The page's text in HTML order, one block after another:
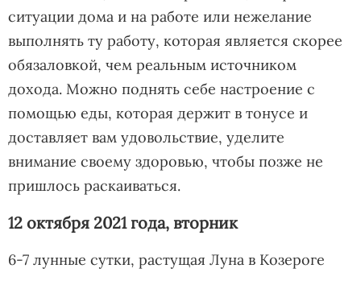
ситуации дома и на работе или нежелание
выполнять ту работу, которая является скорее
обязаловкой, чем реальным источником
дохода. Можно поднять себе настроение с
помощью еды, которая держит в тонусе и
доставляет вам удовольствие, уделите
внимание своему здоровью, чтобы позже не
пришлось раскаиваться.
12 октября 2021 года, вторник
6-7 лунные сутки, растущая Луна в Козероге